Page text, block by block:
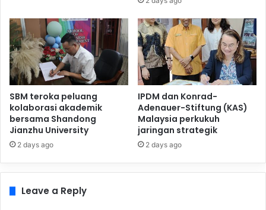
SBM teroka peluang
kolaborasi akademik
bersama Shandong
Jianzhu University
2 days ago
IPDM dan Konrad-
Adenauer-Stiftung (KAS)
Malaysia perkukuh
jaringan strategik
2 days ago
Leave a Reply